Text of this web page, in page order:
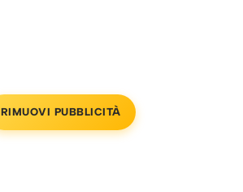
RIMUOVI PUBBLICITÀ